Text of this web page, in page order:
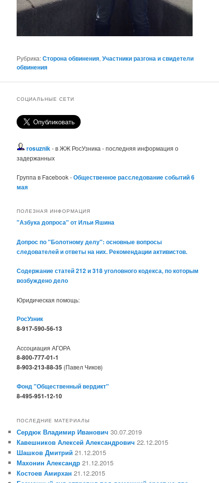
Рубрика:Сторона обвинения,Участники разгона и свидетели
обвинения
СОЦИАЛЬНЫЕ СЕТИ
rosuznik- в ЖЖ РосУзника - последняя информация о
задержанных
Группа в Facebook -Общественное расследование событий 6
мая
ПОЛЕЗНАЯ ИНФОРМАЦИЯ
"Азбука допроса" от Ильи Яшина
Допрос по "Болотному делу": основные вопросы
следователей и ответы на них. Рекомендации активистов.
Содержание статей 212 и 318 уголовного кодекса, по которым
возбуждено дело
Юридическая помощь:
РосУзник
8-917-590-56-13
Ассоциация АГОРА
8-800-777-01-1
8-903-213-88-35 (Павел Чиков)
Фонд "Общественный вердикт"
8-495-951-12-10
ПОСЛЕДНИЕ МАТЕРИАЛЫ
Сердюк Владимир Иванович 30.07.2019
Кавешников Алексей Александрович 22.12.2015
Шашков Дмитрий 21.12.2015
Махонин Александр 21.12.2015
Костоев Амирхан 21.12.2015